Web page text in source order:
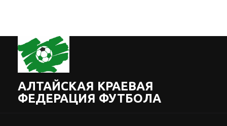
АЛТАЙСКАЯ КРАЕВАЯ
ФЕДЕРАЦИЯ ФУТБОЛА